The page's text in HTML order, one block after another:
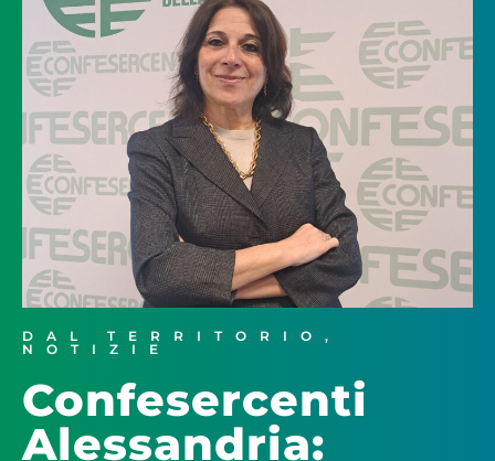
DAL TERRITORIO ,
NOTIZIE
Confesercenti
Alessandria: